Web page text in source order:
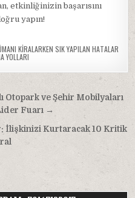
etkinliğinizin başarısını
yapın!
KIRALARKEN SIK YAPILAN HATALAR
YOLLARI
Otopark ve Şehir Mobilyaları
Fuarı →
İlişkinizi Kurtaracak 10 Kritik